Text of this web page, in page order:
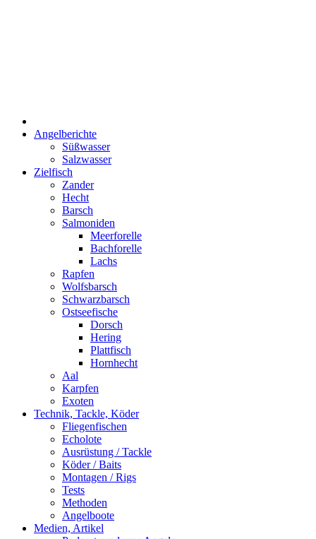
Angelberichte
Süßwasser
Salzwasser
Zielfisch
Zander
Hecht
Barsch
Salmoniden
Meerforelle
Bachforelle
Lachs
Rapfen
Wolfsbarsch
Schwarzbarsch
Ostseefische
Dorsch
Hering
Plattfisch
Hornhecht
Aal
Karpfen
Exoten
Technik, Tackle, Köder
Fliegenfischen
Echolote
Ausrüstung / Tackle
Köder / Baits
Montagen / Rigs
Tests
Methoden
Angelboote
Medien, Artikel